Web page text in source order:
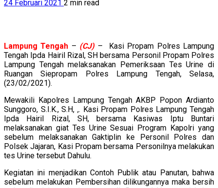
24 Februari 2021 2 min read
Lampung Tengah – (CJ)– Kasi Propam Polres Lampung
Tengah Ipda Hairil Rizal, SH bersama Personil Propam Polres
Lampung Tengah melaksanakan Pemeriksaan Tes Urine di
Ruangan Siepropam Polres Lampung Tengah, Selasa,
(23/02/2021).
Mewakili Kapolres Lampung Tengah AKBP Popon Ardianto
Sunggoro, S.I.K., S.H, ,. Kasi Propam Polres Lampung Tengah
Ipda Hairil Rizal, SH, bersama Kasiwas Iptu Buntari
melaksanakan giat Tes Urine Sesuai Program Kapolri yang
sebelum melaksanakan Gaktiplin ke Personil Polres dan
Polsek Jajaran, Kasi Propam bersama Personilnya melakukan
tes Urine tersebut Dahulu.
Kegiatan ini menjadikan Contoh Publik atau Panutan, bahwa
sebelum melakukan Pembersihan dilikungannya maka bersih